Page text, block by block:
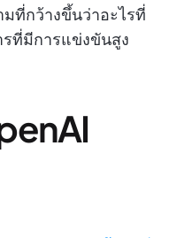
มที่กว้างขึ้นว่าอะไรที่
รที่มีการแข่งขันสูง